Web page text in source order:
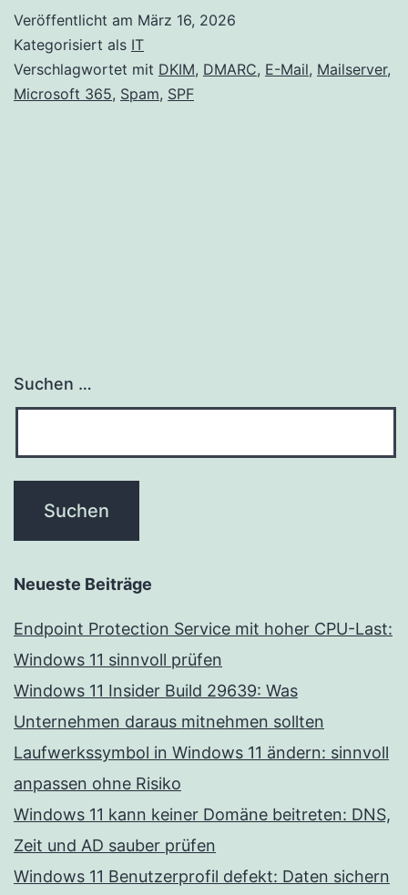
Veröffentlicht am März 16, 2026
Kategorisiert als IT
Verschlagwortet mit DKIM, DMARC, E-Mail, Mailserver,
Microsoft 365, Spam, SPF
Suchen …
Neueste Beiträge
Endpoint Protection Service mit hoher CPU-Last:
Windows 11 sinnvoll prüfen
Windows 11 Insider Build 29639: Was
Unternehmen daraus mitnehmen sollten
Laufwerkssymbol in Windows 11 ändern: sinnvoll
anpassen ohne Risiko
Windows 11 kann keiner Domäne beitreten: DNS,
Zeit und AD sauber prüfen
Windows 11 Benutzerprofil defekt: Daten sichern